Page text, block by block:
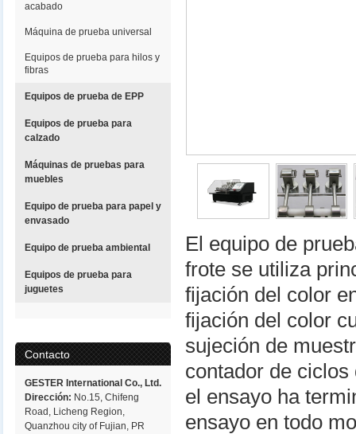
acabado
Máquina de prueba universal
Equipos de prueba para hilos y
fibras
Equipos de prueba de EPP
Equipos de prueba para
calzado
Máquinas de pruebas para
muebles
Equipo de prueba para papel y
envasado
Equipo de prueba ambiental
Equipos de prueba para
juguetes
Contacto
GESTER International Co., Ltd.
Dirección: No.15, Chifeng
Road, Licheng Region,
Quanzhou city of Fujian, PR
El equipo de
frote se utiliza
fijación del color
fijación del color
sujeción de
contador de
el ensayo ha
ensayo en todo